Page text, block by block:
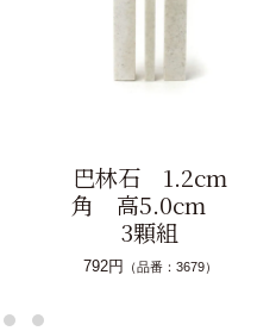
巴林石 1.5cm
角 高5.0cm
3顆組
1056円 （品番：6486）